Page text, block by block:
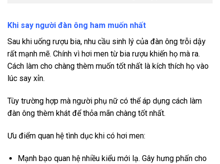
Khi say người đàn ông ham muốn nhất
Sau khi uống rượu bia, nhu cầu sinh lý của đàn ông trỗi dậy
rất mạnh mẽ. Chính vì hơi men từ bia rượu khiến họ mà ra.
Cách làm cho chàng thèm muốn tốt nhất là kích thích họ vào
lúc say xỉn.
Tùy trường hợp mà người phụ nữ có thể áp dụng cách làm
đàn ông thèm khát để thỏa mãn chàng tốt nhất.
Ưu điểm quan hệ tình dục khi có hơi men:
Mạnh bạo quan hệ nhiều kiểu mới lạ. Gây hưng phấn cho